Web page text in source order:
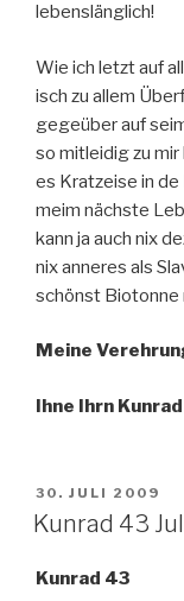
lebenslänglich!
Wie ich letzt auf
isch zu allem
gegeüber auf
so mitleidig zu
es Kratzeise in
meim nächste
kann ja auch nix
nix anneres als
schönst Biotonne
Meine
Ihne Ihrn Kunrad
AM
30. JULI 2009
Kunrad 43
Kunrad 43